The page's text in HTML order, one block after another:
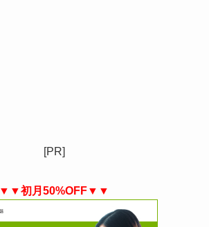
[PR]
▼▼初月50%OFF▼▼